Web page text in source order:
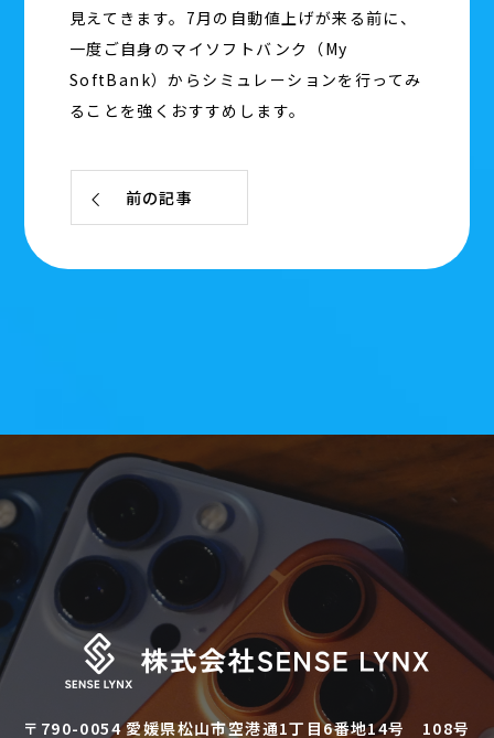
見えてきます。7月の自動値上げが来る前に、
一度ご自身のマイソフトバンク（My
SoftBank）からシミュレーションを行ってみ
ることを強くおすすめします。
前の記事
〒790-0054 愛媛県松山市空港通1丁目6番地14号 108号